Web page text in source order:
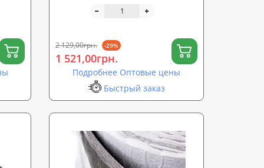
2 129,00грн. -29%
1 521,00грн.
Подробнее Оптовые цены
Быстрый заказ